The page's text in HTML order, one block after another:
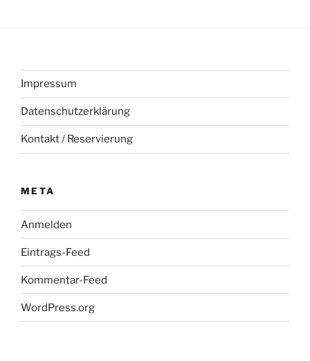
Impressum
Datenschutzerklärung
Kontakt / Reservierung
META
Anmelden
Eintrags-Feed
Kommentar-Feed
WordPress.org